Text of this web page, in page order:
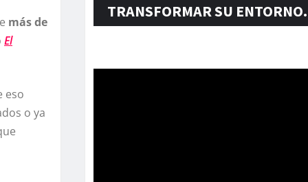
más de
El
eso
o ya
TRANSFORMAR SU ENTORNO.